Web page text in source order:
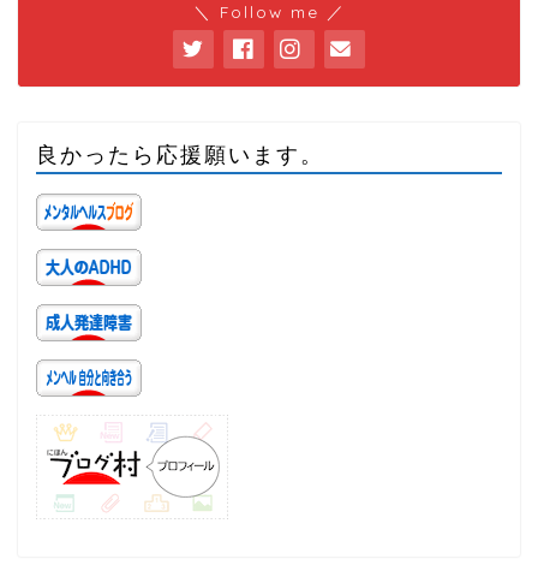
＼ Follow me ／
良かったら応援願います。